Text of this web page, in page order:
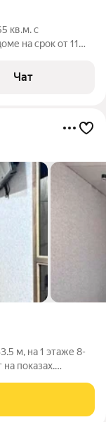
кв.м. с
на срок от 11
Чат
м, на 1 этаже 8-
показах.
можно с